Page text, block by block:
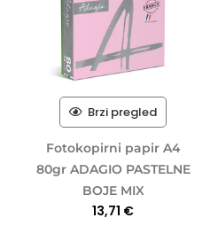
Brzi pregled
Fotokopirni papir A4
80gr ADAGIO PASTELNE
BOJE MIX
13,71 €